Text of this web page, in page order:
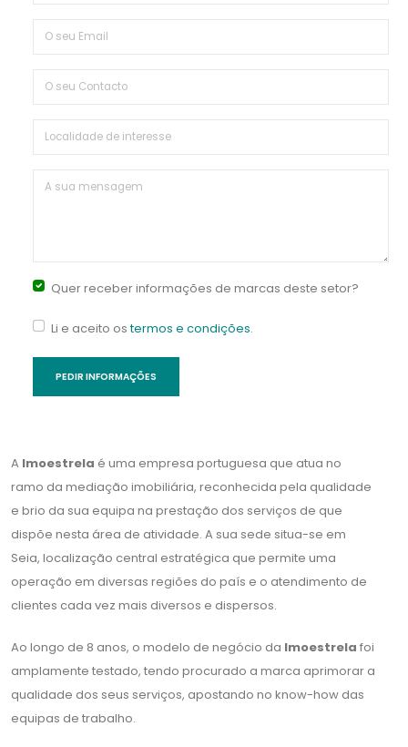
Quer receber informações de marcas deste setor?
Li e aceito ostermos e condições.
A Imoestrela é uma empresa portuguesa que atua no
ramo da mediação imobiliária, reconhecida pela qualidade
e brio da sua equipa na prestação dos serviços de que
dispõe nesta área de atividade. A sua sede situa-se em
Seia, localização central estratégica que permite uma
operação em diversas regiões do país e o atendimento de
clientes cada vez mais diversos e dispersos.
Ao longo de 8 anos, o modelo de negócio da Imoestrela foi
amplamente testado, tendo procurado a marca aprimorar a
qualidade dos seus serviços, apostando no know-how das
equipas de trabalho.